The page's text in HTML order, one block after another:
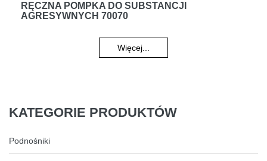
RĘCZNA POMPKA DO SUBSTANCJI
AGRESYWNYCH 70070
Więcej...
KATEGORIE PRODUKTÓW
Podnośniki